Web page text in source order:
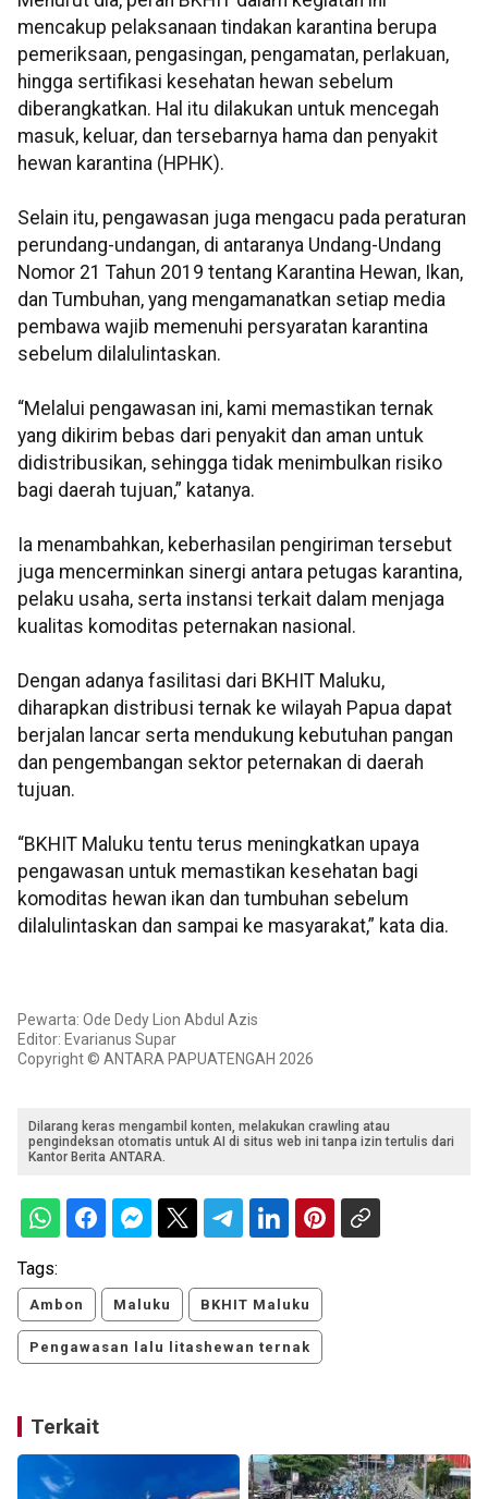
mencakup pelaksanaan tindakan karantina berupa
pemeriksaan, pengasingan, pengamatan, perlakuan,
hingga sertifikasi kesehatan hewan sebelum
diberangkatkan. Hal itu dilakukan untuk mencegah
masuk, keluar, dan tersebarnya hama dan penyakit
hewan karantina (HPHK).
Selain itu, pengawasan juga mengacu pada peraturan
perundang-undangan, di antaranya Undang-Undang
Nomor 21 Tahun 2019 tentang Karantina Hewan, Ikan,
dan Tumbuhan, yang mengamanatkan setiap media
pembawa wajib memenuhi persyaratan karantina
sebelum dilalulintaskan.
“Melalui pengawasan ini, kami memastikan ternak
yang dikirim bebas dari penyakit dan aman untuk
didistribusikan, sehingga tidak menimbulkan risiko
bagi daerah tujuan,” katanya.
Ia menambahkan, keberhasilan pengiriman tersebut
juga mencerminkan sinergi antara petugas karantina,
pelaku usaha, serta instansi terkait dalam menjaga
kualitas komoditas peternakan nasional.
Dengan adanya fasilitasi dari BKHIT Maluku,
diharapkan distribusi ternak ke wilayah Papua dapat
berjalan lancar serta mendukung kebutuhan pangan
dan pengembangan sektor peternakan di daerah
tujuan.
“BKHIT Maluku tentu terus meningkatkan upaya
pengawasan untuk memastikan kesehatan bagi
komoditas hewan ikan dan tumbuhan sebelum
dilalulintaskan dan sampai ke masyarakat,” kata dia.
Pewarta: Ode Dedy Lion Abdul Azis
Editor: Evarianus Supar
Copyright © ANTARA PAPUATENGAH 2026
Dilarang keras mengambil konten, melakukan crawling atau
pengindeksan otomatis untuk AI di situs web ini tanpa izin tertulis dari
Kantor Berita ANTARA.
Tags:
Ambon Maluku BKHIT Maluku
Pengawasan lalu litashewan ternak
Terkait